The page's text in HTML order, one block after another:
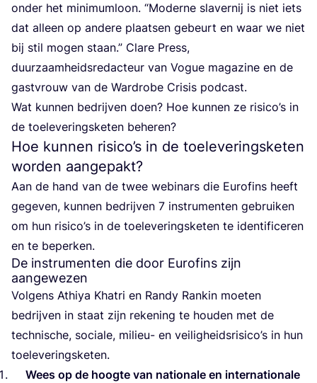
onder het mini­mum­loon. “Moder­ne sla­ver­nij is niet iets
dat alleen op ande­re plaat­sen gebeurt en waar we niet
bij stil mogen staan.” Cla­re Press,
duur­zaam­heids­re­dac­teur van Vogue maga­zi­ne en de
gast­vrouw van de Ward­ro­be Cri­sis podcast.
Wat kun­nen bedrij­ven doen? Hoe kun­nen ze risi­co’s in
de toe­le­ve­rings­ke­ten behe­ren?
Hoe kunnen risico’s in de toeleveringsketen
worden aangepakt?
Aan de hand van de twee webinars die Euro­fins heeft
gege­ven, kun­nen bedrij­ven 7 instru­men­ten gebrui­ken
om hun risi­co’s in de toe­le­ve­rings­ke­ten te iden­ti­fi­ce­ren
en te beperken.
De instrumenten die door Eurofins zijn
aangewezen
Vol­gens Athiya Khat­ri en Randy Ran­kin moe­ten
bedrij­ven in staat zijn reke­ning te hou­den met de
tech­ni­sche, soci­a­le, mili­eu- en vei­lig­heids­ri­si­co’s in hun
toeleveringsketen.
Wees op de hoog­te van nati­o­na­le en inter­na­ti­o­na­le